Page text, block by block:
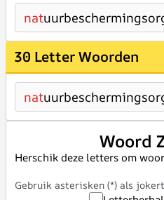
nat
30 Letter Woorden
nat
Woord
Herschik deze letters om
Gebruik asterisken (*) als